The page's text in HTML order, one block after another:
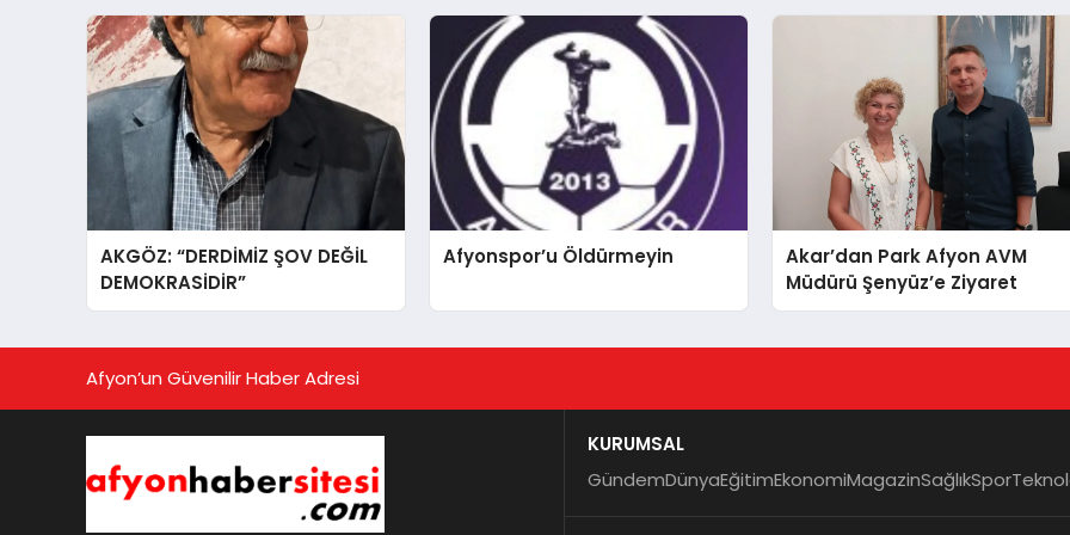
AKGÖZ: “DERDİMİZ ŞOV DEĞİL
DEMOKRASİDİR”
Afyonspor’u Öldürmeyin
Akar’dan Park Afyon AVM
Müdürü Şenyüz’e Ziyaret
Afyon’un Güvenilir Haber Adresi
KURUMSAL
GündemDünyaEğitimEkonomiMagazinSağlıkSpor